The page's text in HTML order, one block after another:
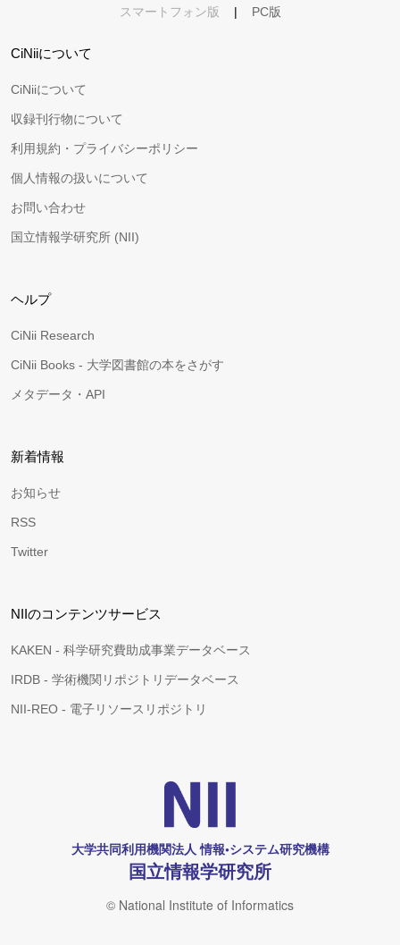
スマートフォン版 | PC版
CiNiiについて
CiNiiについて
収録刊行物について
利用規約・プライバシーポリシー
個人情報の扱いについて
お問い合わせ
国立情報学研究所 (NII)
ヘルプ
CiNii Research
CiNii Books - 大学図書館の本をさがす
メタデータ・API
新着情報
お知らせ
RSS
Twitter
NIIのコンテンツサービス
KAKEN - 科学研究費助成事業データベース
IRDB - 学術機関リポジトリデータベース
NII-REO - 電子リソースリポジトリ
大学共同利用機関法人 情報•システム研究機構
国立情報学研究所
© National Institute of Informatics